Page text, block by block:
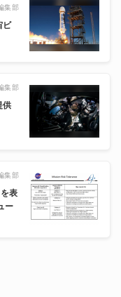
集部
ビ
集部
供
集部
表
ー